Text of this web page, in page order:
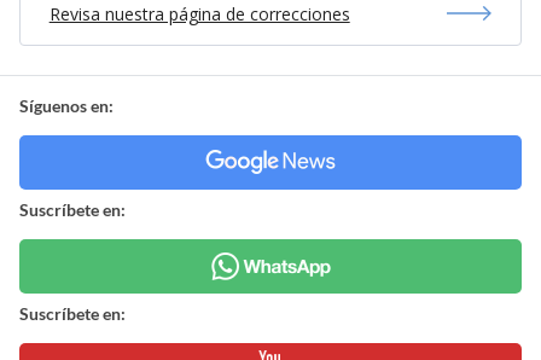
Revisa nuestra página de correcciones
Síguenos en:
Suscríbete en:
Suscríbete en: